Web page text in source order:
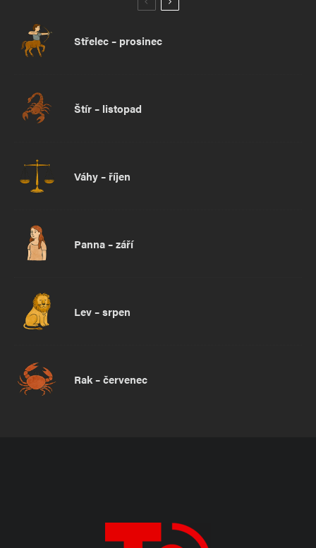
Střelec – prosinec
Štír – listopad
Váhy – říjen
Panna – září
Lev – srpen
Rak – červenec